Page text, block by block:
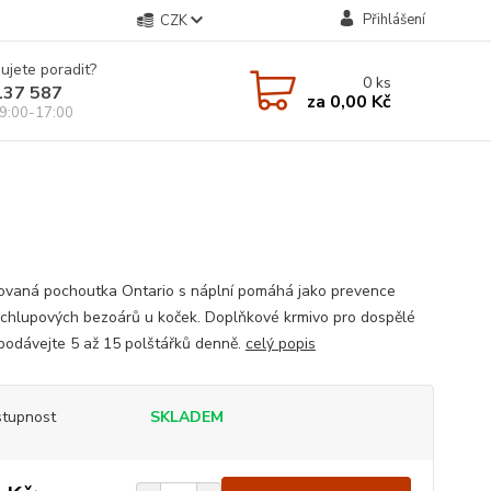
CZK Přihlášení
poradit?
587
17:00
0ks
za 0,00 Kč
pochoutka Ontario s náplní pomáhá jako prevence
bezoárů u koček. Doplňkové krmivo pro dospělé
5 až 15 polštářků denně. celý popis
SKLADEM